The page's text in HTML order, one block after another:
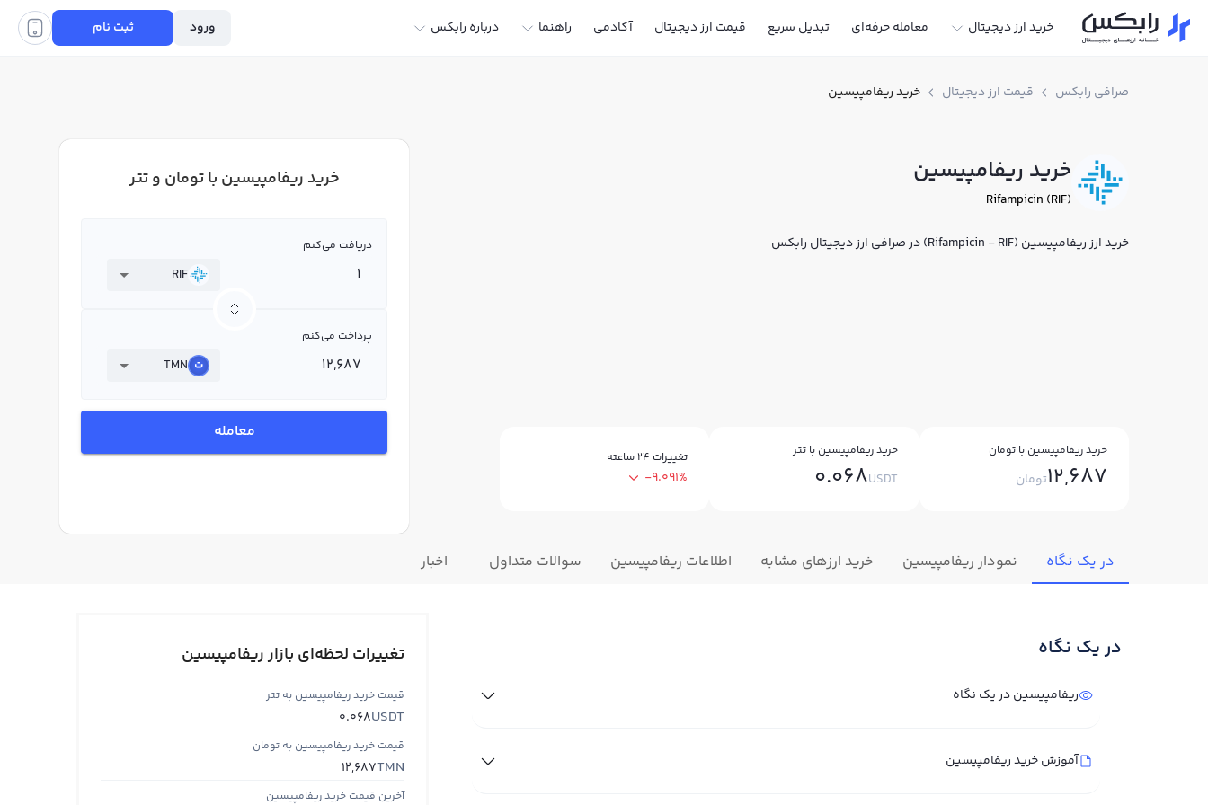
خرید ارز دیجیتال معامله حرفه‌ای تبدیل سریع قیمت ارز دیجیتال آکادمی راهنما درباره رابکس ورود ثبت نام
صرافی رابکس قیمت ارز دیجیتال خرید ریفامپیسین
خرید ریفامپیسین
Rifampicin (RIF)
خرید ارز ریفامپیسین (Rifampicin - RIF) در صرافی ارز دیجیتال رابکس
خرید ریفامپیسین با تومان
12,687تومان
خرید ریفامپیسین با تتر
0.068USDT
تغییرات ۲۴ ساعته
-9.091%
خرید ریفامپیسین با تومان و تتر
دریافت می‌کنم
RIF
پرداخت می‌کنم
TMN
معامله
در یک نگاه نمودار ریفامپیسین خرید ارزهای مشابه اطلاعات ریفامپیسین سوالات متداول اخبار
در یک نگاه
ریفامپیسین در یک نگاه
آموزش خرید ریفامپیسین
تغییرات لحظه‌ای بازار ریفامپیسین
قیمت خرید ریفامپیسین به تتر
USDT
0.068
قیمت خرید ریفامپیسین به تومان
TMN
12,687
آخرین قیمت خرید ریفامپیسین